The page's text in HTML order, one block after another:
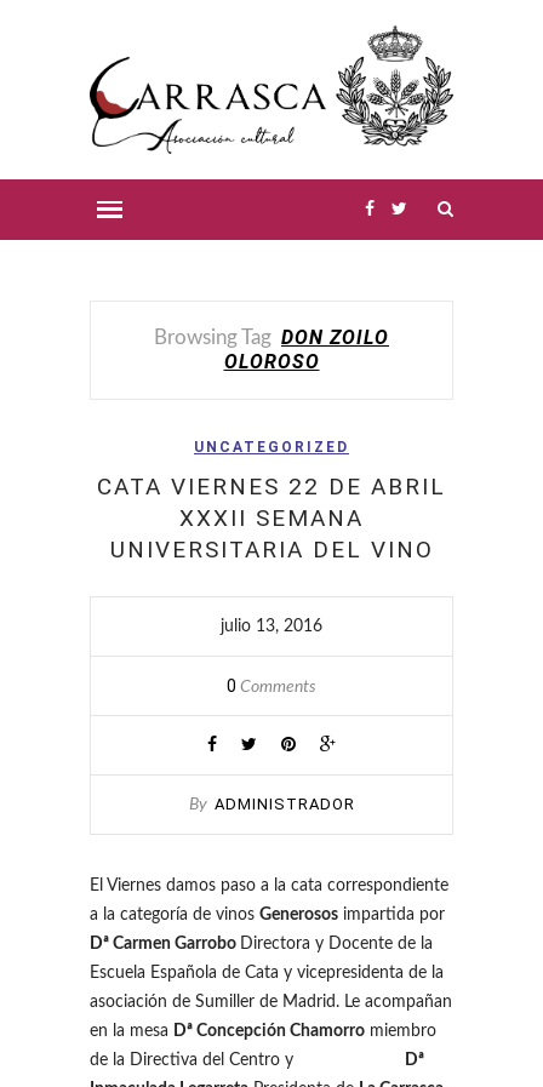
Browsing Tag DON ZOILO
OLOROSO
UNCATEGORIZED
CATA VIERNES 22 DE ABRIL
XXXII SEMANA
UNIVERSITARIA DEL VINO
julio 13, 2016
0 Comments
By ADMINISTRADOR
El Viernes damos paso a la cata correspondiente
a la categoría de vinos Generosos impartida por
Dª Carmen Garrobo Directora y Docente de la
Escuela Española de Cata y vicepresidenta de la
asociación de Sumiller de Madrid. Le acompañan
en la mesa Dª Concepción Chamorro miembro
de la Directiva del Centro y
Dª